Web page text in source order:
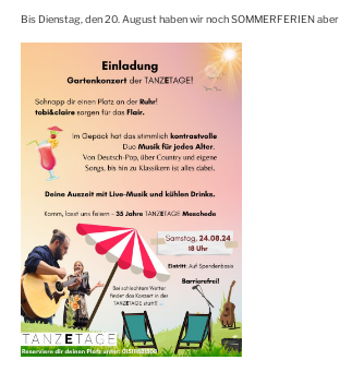
Bis Dienstag, den 20. August haben wir noch SOMMERFERIEN